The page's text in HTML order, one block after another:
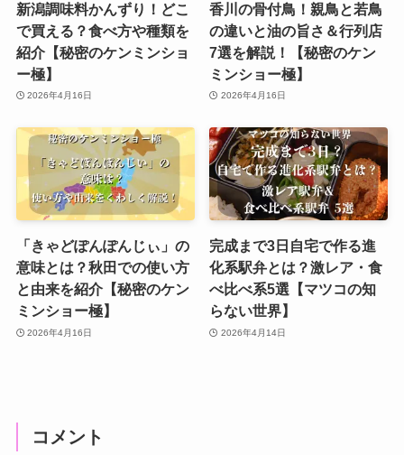
新潟調味料かんずり！どこ
で買える？食べ方や種類を
紹介【秘密のケンミンショ
ー極】
2026年4月16日
香川の骨付鳥！親鳥と若鳥
の違いと油の旨さ＆行列店
7選を解説！【秘密のケン
ミンショー極】
2026年4月16日
「きゃどぽんぽんじぃ」の
意味とは？秋田での使い方
と由来を紹介【秘密のケン
ミンショー極】
2026年4月16日
完成まで3日自宅で作る進
化系駅弁とは？激レア・食
べ比べ系5選【マツコの知
らない世界】
2026年4月14日
コメント